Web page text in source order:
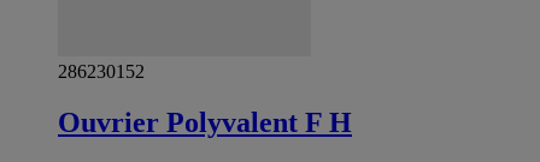
286230152
Ouvrier Polyvalent F H